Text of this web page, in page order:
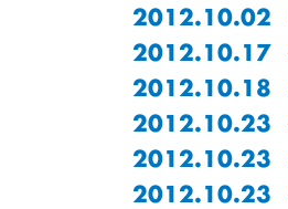
2012.10.02
2012.10.17
2012.10.18
2012.10.23
2012.10.23
2012.10.23